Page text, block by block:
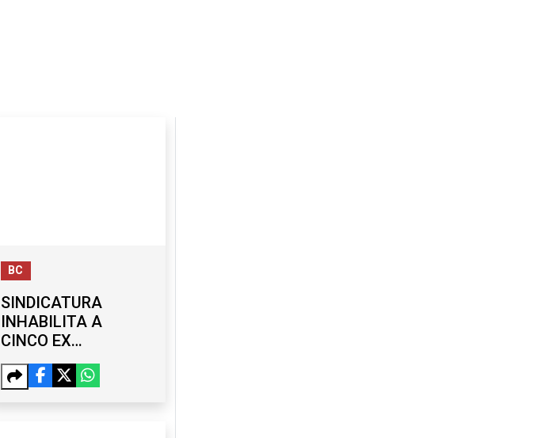
BC
SINDICATURA
INHABILITA A
CINCO EX
FUNCIONARIOS DEL
GOBIERNO DE